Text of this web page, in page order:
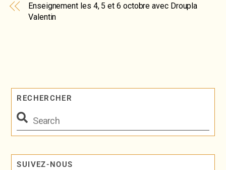
Enseignement les 4, 5 et 6 octobre avec Droupla
Valentin
RECHERCHER
SUIVEZ-NOUS